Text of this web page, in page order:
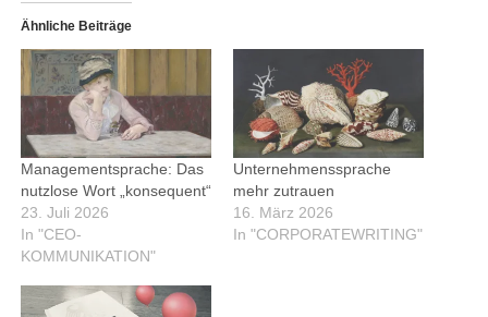
Ähnliche Beiträge
Managementsprache: Das
nutzlose Wort „konsequent“
23. Juli 2026
In "CEO-
KOMMUNIKATION"
Unternehmenssprache
mehr zutrauen
16. März 2026
In "CORPORATEWRITING"